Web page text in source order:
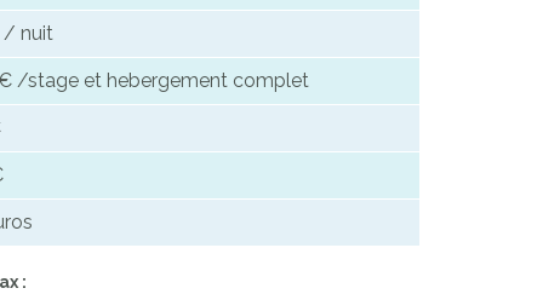
/ nuit
/stage et hebergement complet
: